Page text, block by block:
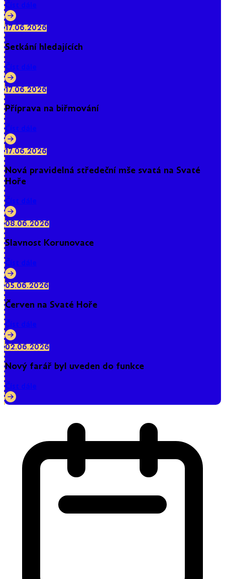
Číst dále
17.06.2026
Setkání hledajících
Číst dále
17.06.2026
Příprava na biřmování
Číst dále
17.06.2026
Nová pravidelná středeční mše svatá na Svaté
Hoře
Číst dále
08.06.2026
Slavnost Korunovace
Číst dále
05.06.2026
Červen na Svaté Hoře
Číst dále
02.06.2026
Nový farář byl uveden do funkce
Číst dále